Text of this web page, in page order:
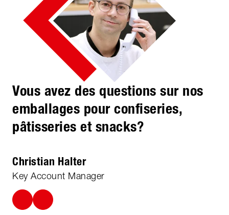
Vous avez des questions sur nos
emballages pour confiseries,
pâtisseries et snacks?
Christian Halter
Key Account Manager